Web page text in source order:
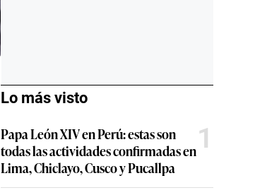
Lo más visto
Papa León XIV en Perú: estas son
todas las actividades confirmadas en
Lima, Chiclayo, Cusco y Pucallpa
1